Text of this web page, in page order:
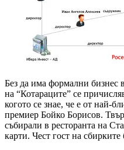
Без да има формални бизнес
на “Котараците” се
когото се знае, че е от най-
премиер Бойко Борисов.
събирали в ресторанта на
карти. Чест гост на